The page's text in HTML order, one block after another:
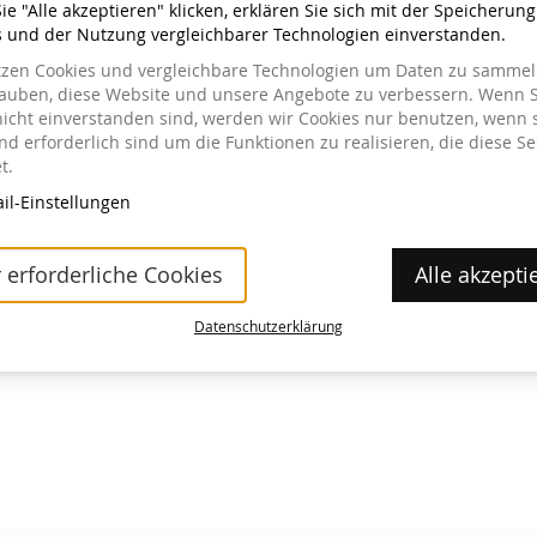
im Museum erhältlich.
"Alle akzeptieren" klicken, erklären Sie sich mit der
und der Nutzung vergleichbarer Technologien einverstanden.
Cookies und vergleichbare Technologien um Daten zu
diese Website und unsere Angebote zu verbessern. Wenn
einverstanden sind, werden wir Cookies nur benutzen, wenn
erforderlich sind um die Funktionen zu realisieren, die diese
Einstellungen
erforderliche Cookies Alle
Datenschutzerklärung